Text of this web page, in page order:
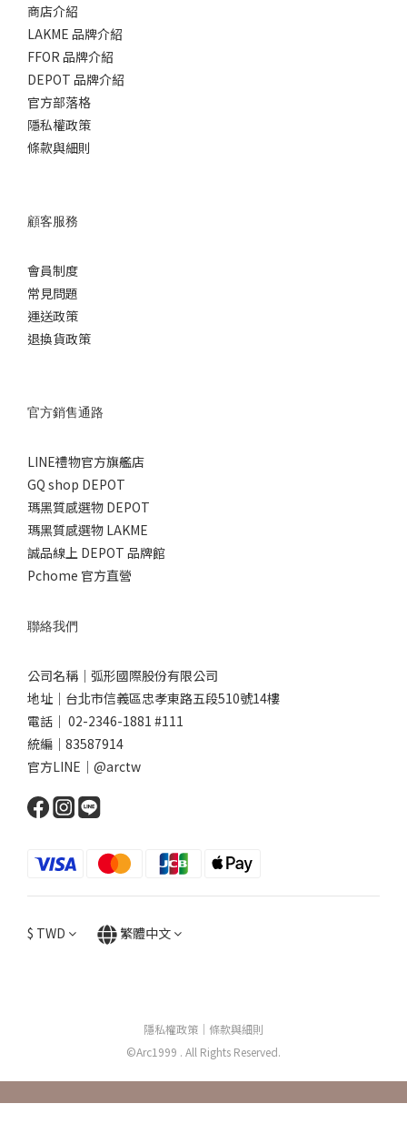
商店介紹
LAKME 品牌介紹
FFOR 品牌介紹
DEPOT 品牌介紹
官方部落格
隱私權政策
條款與細則
顧客服務
會員制度
常見問題
運送政策
退換貨政策
官方銷售通路
LINE禮物官方旗艦店
GQ shop DEPOT
瑪黑質感選物 DEPOT
瑪黑質感選物 LAKME
誠品線上 DEPOT 品牌館
Pchome 官方直營
聯絡我們
公司名稱｜弧形國際股份有限公司
地址｜台北市信義區忠孝東路五段510號14樓
電話｜ 02-2346-1881 #111
統編｜83587914
官方LINE｜@arctw
$ TWD 繁體中文
隱私權政策 ｜ 條款與細則
©Arc1999 . All Rights Reserved.